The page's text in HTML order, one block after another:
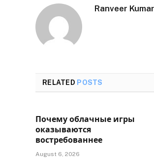
Ranveer Kumar
RELATED POSTS
Почему облачные игры
оказываются
востребованнее
August 6, 2026